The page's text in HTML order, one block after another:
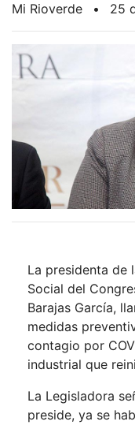
Mi Rioverde • 25
La presidenta de
Social del
Barajas García,
medidas
contagio por
industrial que
La Legisladora
preside, ya se